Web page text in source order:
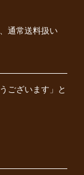
通常送料扱い
ございます」と